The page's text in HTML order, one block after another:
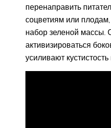
перенаправить
соцветиям или
набор зеленой массы.
активизироваться
усиливают